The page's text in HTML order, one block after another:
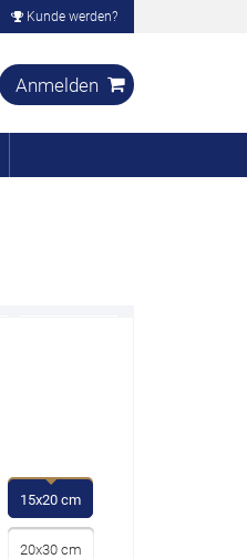
Kunde werden?
Anmelden
€0.00
15x20 cm
20x30 cm